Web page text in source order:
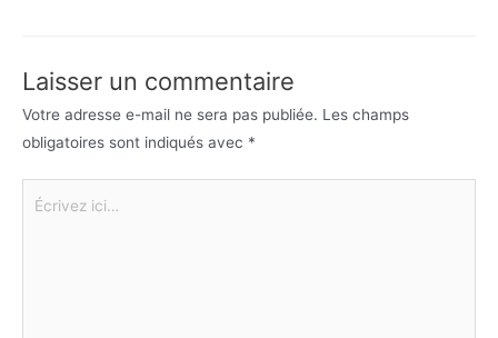
Laisser un commentaire
Votre adresse e-mail ne sera pas publiée. Les champs
obligatoires sont indiqués avec *